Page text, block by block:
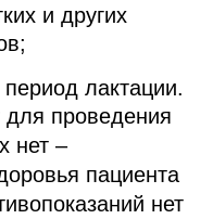
и других
лактации.
для проведения
нет –
пациента
нет